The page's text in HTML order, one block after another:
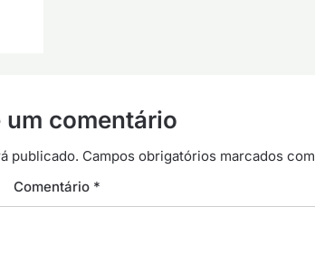
um comentário
publicado. Campos obrigatórios marcados com
Comentário *